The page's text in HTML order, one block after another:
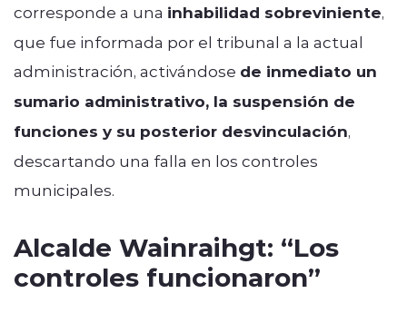
corresponde a una inhabilidad sobreviniente,
que fue informada por el tribunal a la actual
administración, activándose de inmediato un
sumario administrativo, la suspensión de
funciones y su posterior desvinculación,
descartando una falla en los controles
municipales.
Alcalde Wainraihgt: “Los
controles funcionaron”